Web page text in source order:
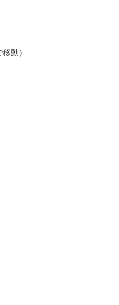
動）